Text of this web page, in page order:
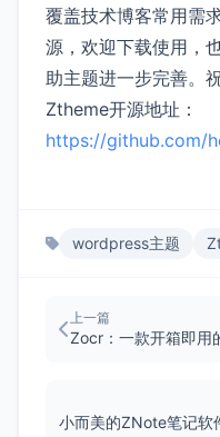
覆盖技术博客常用需
源，欢迎下载使用，
助主题进一步完善。
Ztheme开源地址：
https://github.com/
wordpress主题
上一篇